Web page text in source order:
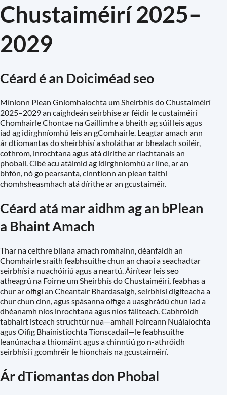
Chustaiméirí 2025–
2029
Céard é an Doiciméad seo
Míníonn Plean Gníomhaíochta um Sheirbhís do Chustaiméirí
2025–2029 an caighdeán seirbhíse ar féidir le custaiméirí
Chomhairle Chontae na Gaillimhe a bheith ag súil leis agus
iad ag idirghníomhú leis an gComhairle. Leagtar amach ann
ár dtiomantas do sheirbhísí a sholáthar ar bhealach soiléir,
cothrom, inrochtana agus atá dírithe ar riachtanais an
phobail. Cibé acu atáimid ag idirghníomhú ar líne, ar an
bhfón, nó go pearsanta, cinntíonn an plean taithí
chomhsheasmhach atá dírithe ar an gcustaiméir.
Céard atá mar aidhm ag an bPlean
a Bhaint Amach
Thar na ceithre bliana amach romhainn, déanfaidh an
Chomhairle sraith feabhsuithe chun an chaoi a seachadtar
seirbhísí a nuachóiriú agus a neartú. Áirítear leis seo
atheagrú na Foirne um Sheirbhís do Chustaiméirí, feabhas a
chur ar oifigí an Cheantair Bhardasaigh, seirbhísí digiteacha a
chur chun cinn, agus spásanna oifige a uasghrádú chun iad a
dhéanamh níos inrochtana agus níos fáilteach. Cabhróidh
tabhairt isteach struchtúr nua—amhail Foireann Nuálaíochta
agus Oifig Bhainistíochta Tionscadail—le feabhsuithe
leanúnacha a thiomáint agus a chinntiú go n-athróidh
seirbhísí i gcomhréir le hionchais na gcustaiméirí.
Ár dTiomantas don Phobal